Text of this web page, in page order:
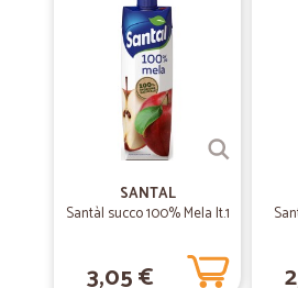
—Trustpilot
Consigliato, servizio eccellente!
Ho concluso il mio primo ordine e mi sono
ordinato il 17/11 e la spesa mi è stata
garantiva la consegna entro il 18/11 (quindi
ma, dato il periodo in cui ci troviamo, non
trovare un servizio di spesa a domicilio con
molto cortese. La qualità dei prodotti è
macelleria. Per il prezzo invece darei un 4/
abbastanza alta ma parliamo anche di
di un discount, diciamolo, ma secondo me
pena per il servizio.
SANTAL
Santàl succo 100% Mela lt.1
3,05 €